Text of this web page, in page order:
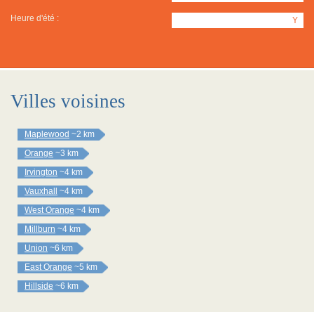
Heure d'été : Y
Villes voisines
Maplewood ~2 km
Orange ~3 km
Irvington ~4 km
Vauxhall
~4 km
West Orange ~4 km
Millburn ~4 km
Union ~6 km
East Orange ~5 km
Hillside ~6 km